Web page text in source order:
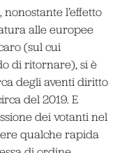
l’effetto
alle europee
(sul cui
di ritornare), si è
degli aventi diritto
del 2019. E
dei votanti nel
qualche rapida